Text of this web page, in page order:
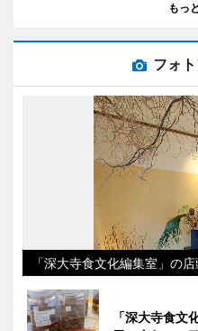
もっ
フォ
「深大寺食文化編集室」の
「深大寺食文